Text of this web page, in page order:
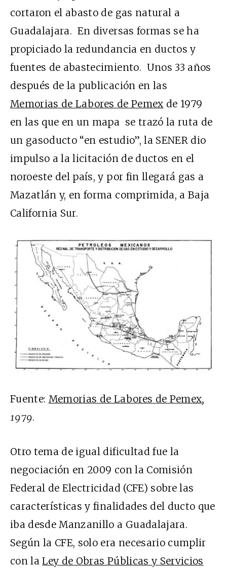
cortaron el abasto de gas natural a
Guadalajara. En diversas formas se ha
propiciado la redundancia en ductos y
fuentes de abastecimiento. Unos 33 años
después de la publicación en las
Memorias de Labores de Pemex de 1979
en las que en un mapa se trazó la ruta de
un gasoducto “en estudio”, la SENER dio
impulso a la licitación de ductos en el
noroeste del país, y por fin llegará gas a
Mazatlán y, en forma comprimida, a Baja
California Sur.
Fuente: Memorias de Labores de Pemex,
1979.
Otro tema de igual dificultad fue la
negociación en 2009 con la Comisión
Federal de Electricidad (CFE) sobre las
características y finalidades del ducto que
iba desde Manzanillo a Guadalajara.
Según la CFE, solo era necesario cumplir
con laLey de Obras Públicas y Servicios